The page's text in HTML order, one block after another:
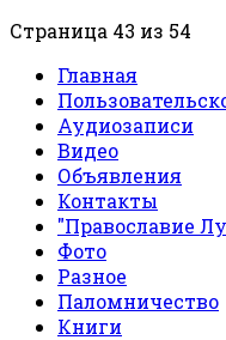
Страница 43 из 54
Главная
Аудиозаписи
Видео
Объявления
Контакты
"Православие
Фото
Разное
Паломничество
Книги